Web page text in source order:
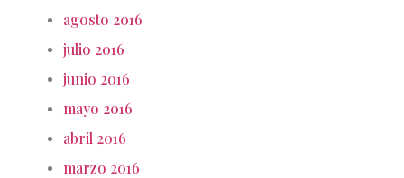
agosto 2016
julio 2016
junio 2016
mayo 2016
abril 2016
marzo 2016